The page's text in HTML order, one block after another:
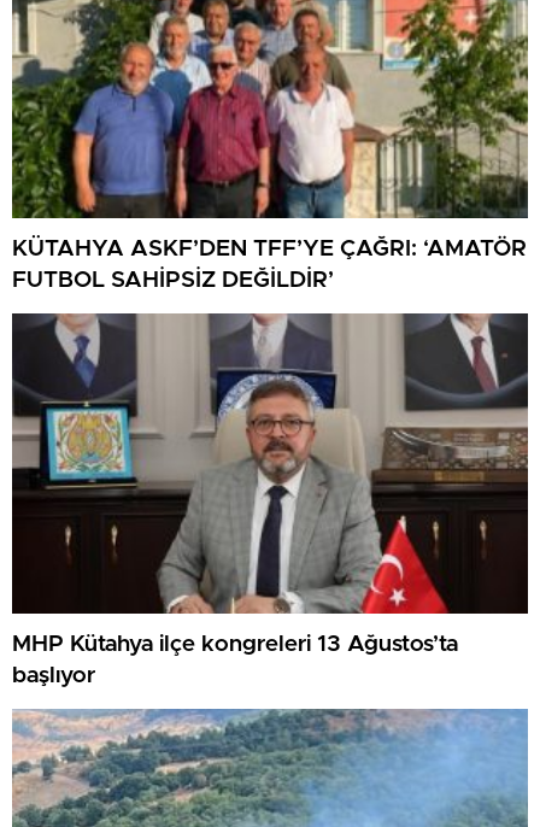
KÜTAHYA ASKF’DEN TFF’YE ÇAĞRI: ‘AMATÖR
FUTBOL SAHİPSİZ DEĞİLDİR’
MHP Kütahya ilçe kongreleri 13 Ağustos’ta
başlıyor